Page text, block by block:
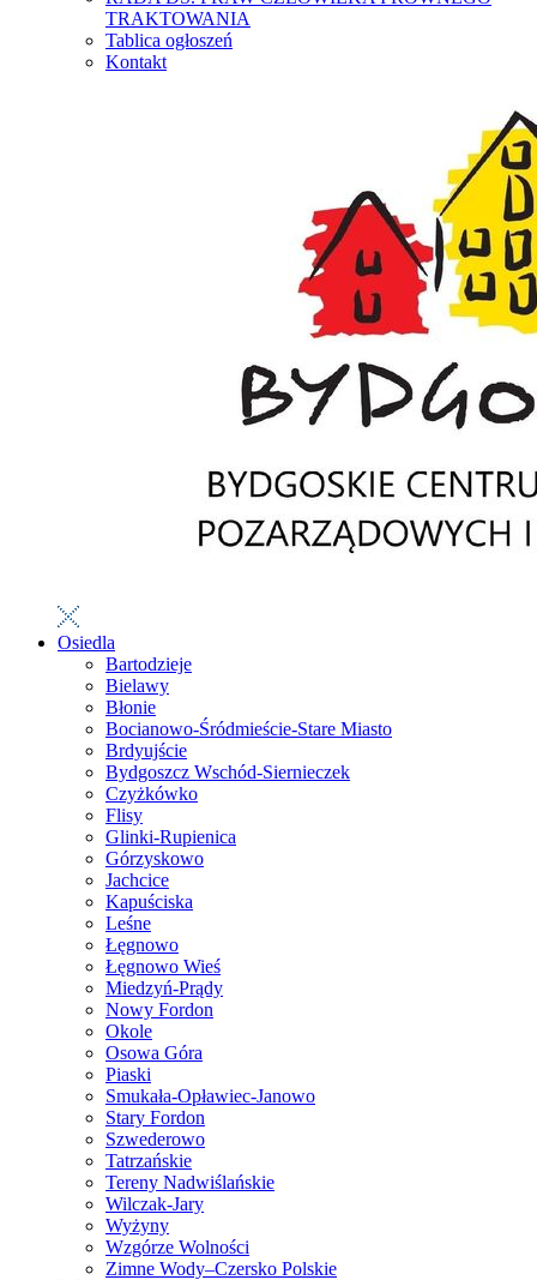
TRAKTOWANIA
Tablica ogłoszeń
Kontakt
Osiedla
Bartodzieje
Bielawy
Błonie
Bocianowo-Śródmieście-Stare Miasto
Brdyujście
Bydgoszcz Wschód-Siernieczek
Czyżkówko
Flisy
Glinki-Rupienica
Górzyskowo
Jachcice
Kapuściska
Leśne
Łęgnowo
Łęgnowo Wieś
Miedzyń-Prądy
Nowy Fordon
Okole
Osowa Góra
Piaski
Smukała-Opławiec-Janowo
Stary Fordon
Szwederowo
Tatrzańskie
Tereny Nadwiślańskie
Wilczak-Jary
Wyżyny
Wzgórze Wolności
Zimne Wody–Czersko Polskie